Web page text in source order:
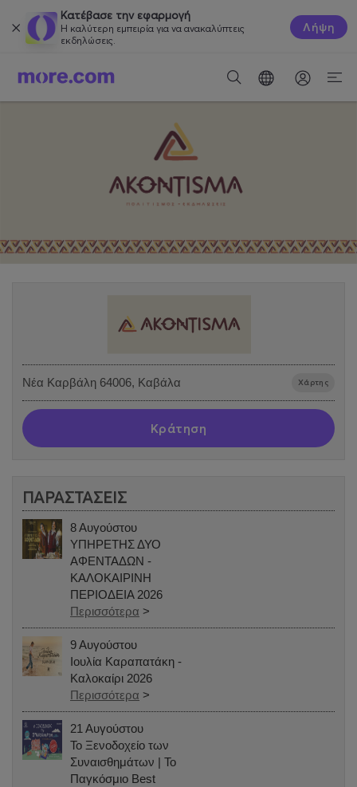
Κατέβασε την εφαρμογή
Η καλύτερη εμπειρία για να ανακαλύπτεις
εκδηλώσεις.
Λήψη
Νέα Καρβάλη 64006, Καβάλα Χάρτης
Κράτηση
ΠΑΡΑΣΤΑΣΕΙΣ
8 Αυγούστου
ΥΠΗΡΕΤΗΣ ΔΥΟ
ΑΦΕΝΤΑΔΩΝ -
ΚΑΛΟΚΑΙΡΙΝΗ
ΠΕΡΙΟΔΕΙΑ 2026
Περισσότερα >
9 Αυγούστου
Ιουλία Καραπατάκη -
Καλοκαίρι 2026
Περισσότερα >
21 Αυγούστου
Το Ξενοδοχείο των
Συναισθημάτων | Το
Παγκόσμιο Best